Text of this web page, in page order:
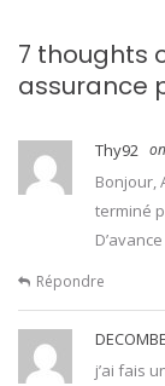
r
l
e
7 thoughts
assurance
Thy92
Bonjour,
terminé
Répondre
j’ai fais